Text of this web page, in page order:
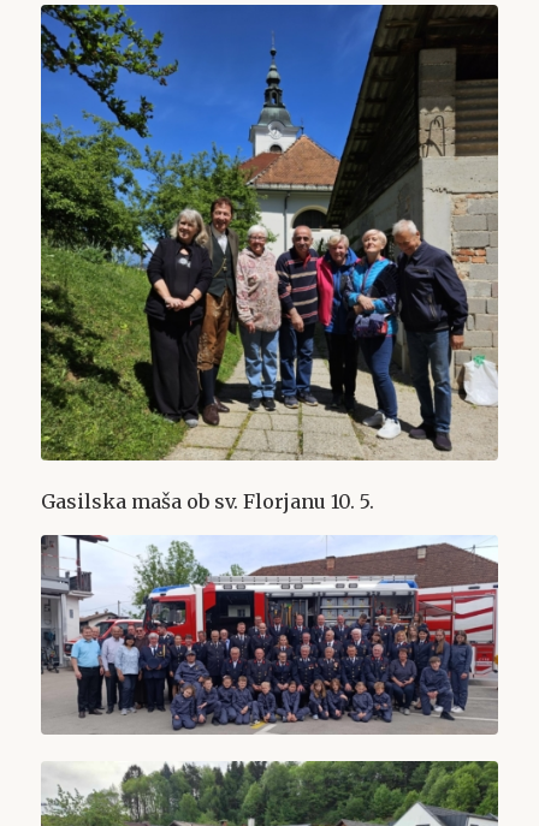
Gasilska maša ob sv. Florjanu 10. 5.